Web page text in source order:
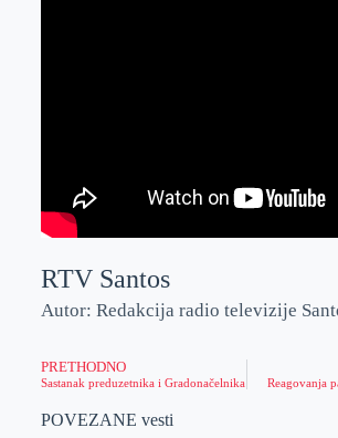
RTV Santos
Autor: Redakcija radio televizije
PRETHODNO
Sastanak preduzetnika i Gradonačelnika Reagovanja
POVEZANE vesti